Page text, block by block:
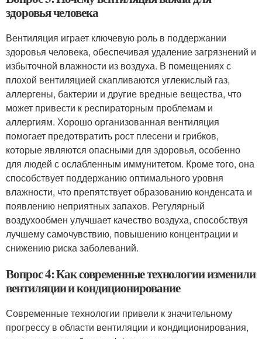
здоровья человека
Вентиляция играет ключевую роль в поддержании
здоровья человека, обеспечивая удаление загрязнений и
избыточной влажности из воздуха. В помещениях с
плохой вентиляцией скапливаются углекислый газ,
аллергены, бактерии и другие вредные вещества, что
может привести к респираторным проблемам и
аллергиям. Хорошо организованная вентиляция
помогает предотвратить рост плесени и грибков,
которые являются опасными для здоровья, особенно
для людей с ослабленным иммунитетом. Кроме того, она
способствует поддержанию оптимального уровня
влажности, что препятствует образованию конденсата и
появлению неприятных запахов. Регулярный
воздухообмен улучшает качество воздуха, способствуя
лучшему самочувствию, повышению концентрации и
снижению риска заболеваний.
Вопрос 4: Как современные технологии изменили
вентиляции и кондиционирование
Современные технологии привели к значительному
прогрессу в области вентиляции и кондиционирования,